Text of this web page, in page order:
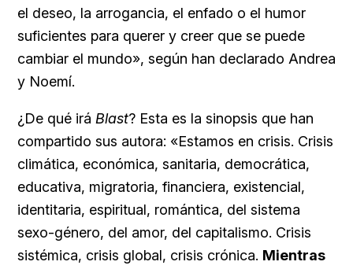
el deseo, la arrogancia, el enfado o el humor
suficientes para querer y creer que se puede
cambiar el mundo», según han declarado Andrea
y Noemí.
¿De qué irá Blast? Esta es la sinopsis que han
compartido sus autora: «Estamos en crisis. Crisis
climática, económica, sanitaria, democrática,
educativa, migratoria, financiera, existencial,
identitaria, espiritual, romántica, del sistema
sexo-género, del amor, del capitalismo. Crisis
sistémica, crisis global, crisis crónica. Mientras